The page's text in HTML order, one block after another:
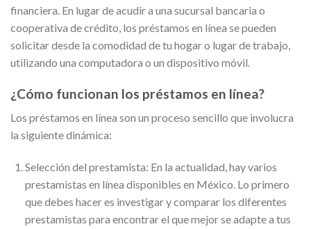
financiera. En lugar de acudir a una sucursal bancaria o
cooperativa de crédito, los préstamos en línea se pueden
solicitar desde la comodidad de tu hogar o lugar de trabajo,
utilizando una computadora o un dispositivo móvil.
¿Cómo funcionan los préstamos en línea?
Los préstamos en línea son un proceso sencillo que involucra
la siguiente dinámica:
Selección del prestamista: En la actualidad, hay varios
prestamistas en línea disponibles en México. Lo primero
que debes hacer es investigar y comparar los diferentes
prestamistas para encontrar el que mejor se adapte a tus